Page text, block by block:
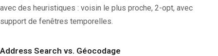
avec des heuristiques : voisin le plus proche, 2-opt, avec
support de fenêtres temporelles.
Address Search vs. Géocodage